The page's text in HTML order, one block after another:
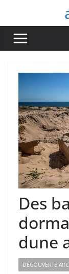
contenu
Des
dune
DÉCOUVERTE